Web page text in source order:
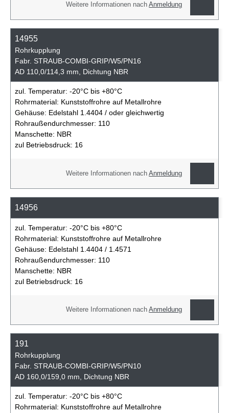
Weitere Informationen nachAnmeldung
14955
Rohrkupplung
Fabr. STRAUB-COMBI-GRIP/W5/PN16
AD 110,0/114,3 mm, Dichtung NBR
zul. Temperatur: -20°C bis +80°C
Rohrmaterial: Kunststoffrohre auf Metallrohre
Gehäuse: Edelstahl 1.4404 / oder gleichwertig
Rohraußendurchmesser: 110
Manschette: NBR
zul Betriebsdruck: 16
Weitere Informationen nachAnmeldung
14956
zul. Temperatur: -20°C bis +80°C
Rohrmaterial: Kunststoffrohre auf Metallrohre
Gehäuse: Edelstahl 1.4404 / 1.4571
Rohraußendurchmesser: 110
Manschette: NBR
zul Betriebsdruck: 16
Weitere Informationen nachAnmeldung
191
Rohrkupplung
Fabr. STRAUB-COMBI-GRIP/W5/PN10
AD 160,0/159,0 mm, Dichtung NBR
zul. Temperatur: -20°C bis +80°C
Rohrmaterial: Kunststoffrohre auf Metallrohre